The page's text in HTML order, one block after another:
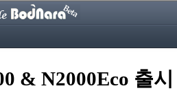
& N2000Eco 출시